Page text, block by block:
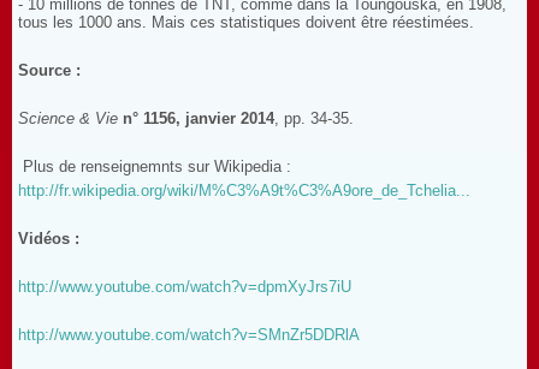
- 10 millions de tonnes de TNT, comme dans la Toungouska, en 1908,
tous les 1000 ans. Mais ces statistiques doivent être réestimées.
Source :
Science & Vie n° 1156, janvier 2014, pp. 34-35.
Plus de renseignemnts sur Wikipedia :
http://fr.wikipedia.org/wiki/M%C3%A9t%C3%A9ore_de_Tchelia...
Vidéos :
http://www.youtube.com/watch?v=dpmXyJrs7iU
http://www.youtube.com/watch?v=SMnZr5DDRlA